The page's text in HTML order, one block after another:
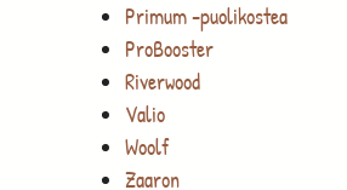
Primum -puolikostea
ProBooster
Riverwood
Valio
Woolf
Zaaron